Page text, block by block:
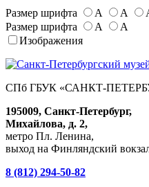
Размер шрифта А А
Размер шрифта
А
А
Изображения
СПб ГБУК «САНКТ-
195009, Санкт-Петербург,
Михайлова, д. 2,
метро Пл. Ленина,
выход на Финляндский
8 (812) 294-50-82